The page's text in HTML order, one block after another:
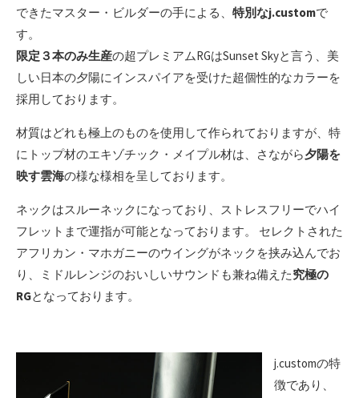
できたマスター・ビルダーの手による、 特別なj.customで
す。
限定３本のみ生産の超プレミアムRGはSunset Skyと言う、美
しい日本の夕陽にインスパイアを受けた超個性的なカラーを
採用しております。
材質はどれも極上のものを使用して作られておりますが、特
にトップ材のエキゾチック・メイプル材は、さながら夕陽を
映す雲海の様な様相を呈しております。
ネックはスルーネックになっており、ストレスフリーでハイ
フレットまで運指が可能となっております。 セレクトされた
アフリカン・マホガニーのウイングがネックを挟み込んでお
り、ミドルレンジのおいしいサウンドも兼ね備えた究極の
RGとなっております。
j.customの特
徴であり、